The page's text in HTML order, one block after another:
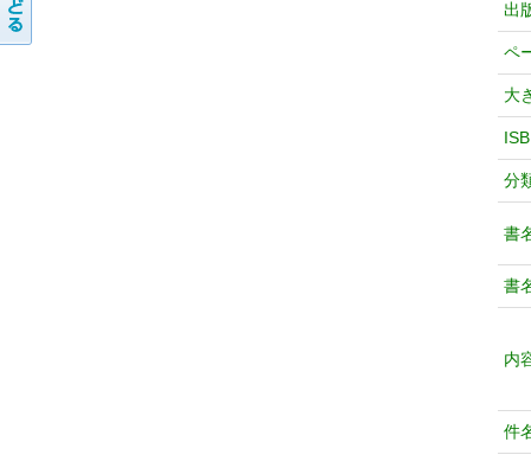
出
ペ
大
分
書
書
内
件